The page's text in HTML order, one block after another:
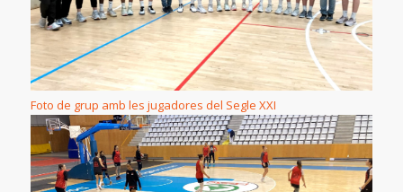
Foto de grup amb les jugadores del Segle XXI